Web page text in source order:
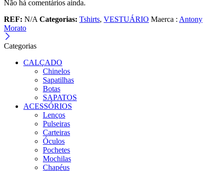
Não há comentários ainda.
REF: N/A Categorias: Tshirts, VESTUÁRIO Maerca : Antony
Morato
Categorias
CALÇADO
Chinelos
Sapatilhas
Botas
SAPATOS
ACESSÓRIOS
Lenços
Pulseiras
Carteiras
Óculos
Pochetes
Mochilas
Chapéus